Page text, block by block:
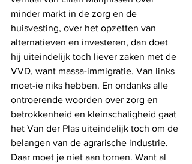
minder markt in de zorg en de
huisvesting, over het opzetten van
alternatieven en investeren, dan doet
hij uiteindelijk toch liever zaken met de
VVD, want massa-immigratie. Van links
moet-ie niks hebben. En ondanks alle
ontroerende woorden over zorg en
betrokkenheid en kleinschaligheid gaat
het Van der Plas uiteindelijk toch om de
belangen van de agrarische industrie.
Daar moet je niet aan tornen. Want al